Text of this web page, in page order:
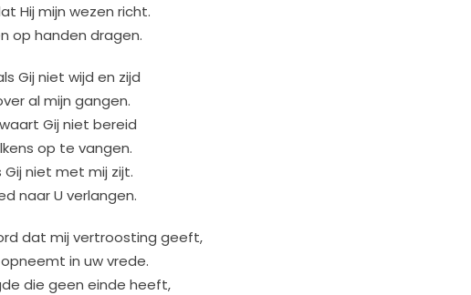
Hij mijn wezen richt.
op handen dragen.
Gij niet wijd en zijd
al mijn gangen.
Gij niet bereid
op te vangen.
niet met mij zijt.
naar U verlangen.
dat mij vertroosting geeft,
in uw vrede.
die geen einde heeft,